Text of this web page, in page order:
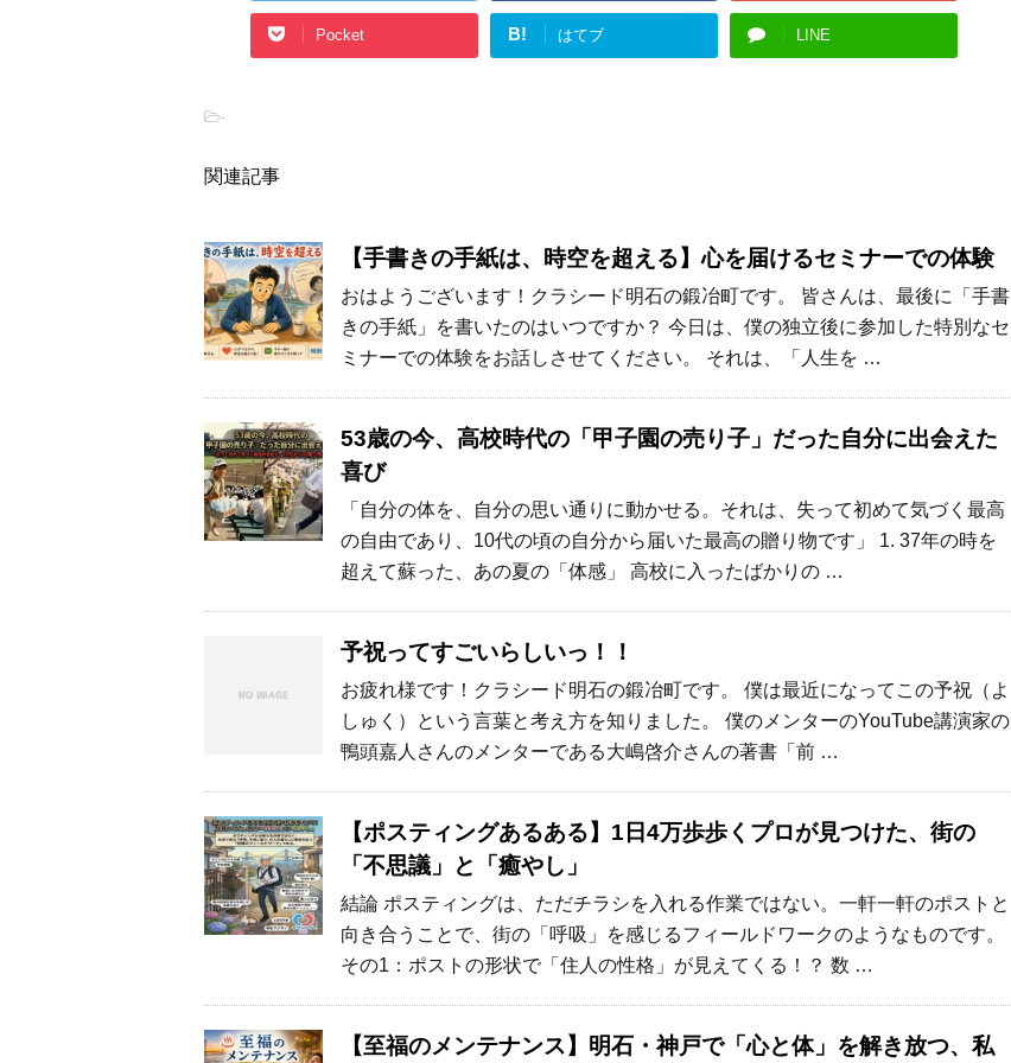
Pocket B! はてブ LINE
-
関連記事
【手書きの手紙は、時空を超える】心を届けるセミナーでの体験
おはようございます！クラシード明石の鍛冶町です。 皆さんは、最後に「手書
きの手紙」を書いたのはいつですか？ 今日は、僕の独立後に参加した特別なセ
ミナーでの体験をお話しさせてください。 それは、「人生を …
53歳の今、高校時代の「甲子園の売り子」だった自分に出会えた
喜び
「自分の体を、自分の思い通りに動かせる。それは、失って初めて気づく最高
の自由であり、10代の頃の自分から届いた最高の贈り物です」 1. 37年の時を
超えて蘇った、あの夏の「体感」 高校に入ったばかりの …
予祝ってすごいらしいっ！！
お疲れ様です！クラシード明石の鍛冶町です。 僕は最近になってこの予祝（よ
しゅく）という言葉と考え方を知りました。 僕のメンターのYouTube講演家の
鴨頭嘉人さんのメンターである大嶋啓介さんの著書「前 …
【ポスティングあるある】1日4万歩歩くプロが見つけた、街の
「不思議」と「癒やし」
結論 ポスティングは、ただチラシを入れる作業ではない。一軒一軒のポストと
向き合うことで、街の「呼吸」を感じるフィールドワークのようなものです。
その1：ポストの形状で「住人の性格」が見えてくる！？ 数 …
【至福のメンテナンス】明石・神戸で「心と体」を解き放つ、私